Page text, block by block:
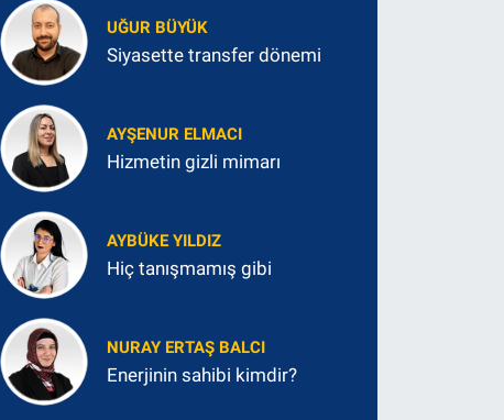
UĞUR BÜYÜK
Siyasette transfer dönemi
AYŞENUR ELMACI
Hizmetin gizli mimarı
AYBÜKE YILDIZ
Hiç tanışmamış gibi
NURAY ERTAŞ BALCI
Enerjinin sahibi kimdir?